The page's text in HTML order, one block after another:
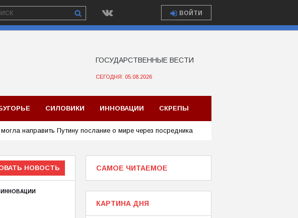
ВОЙТИ
ГОСУДАРСТВЕННЫЕ ВЕСТИ
СЕГОДНЯ: 05.08.2026
СИЛОВИКИ ИННОВАЦИИ СКРЕПЫ
направить Путину послание о мире через посредника
НОВОСТЬ
ИННОВАЦИИ
САМОЕ ЧИТАЕМОЕ
КАРТИНА ДНЯ